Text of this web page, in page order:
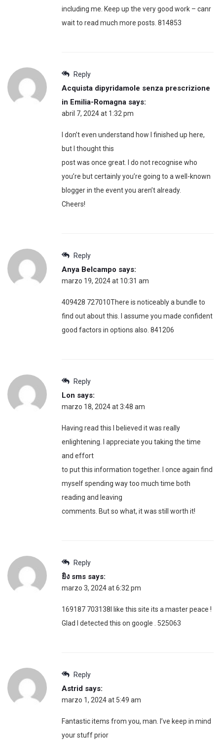
including me. Keep up the very good work – canr
wait to read much more posts. 814853
Reply
Acquista dipyridamole senza prescrizione
in Emilia-Romagna says:
abril 7, 2024 at 1:32 pm
I don’t even understand how I finished up here,
but I thought this
post was once great. I do not recognise who
you’re but certainly you’re going to a well-known
blogger in the event you aren’t already.
Cheers!
Reply
Anya Belcampo says:
marzo 19, 2024 at 10:31 am
409428 727010There is noticeably a bundle to
find out about this. I assume you made confident
good factors in options also. 841206
Reply
Lon says:
marzo 18, 2024 at 3:48 am
Having read this I believed it was really
enlightening. I appreciate you taking the time
and effort
to put this information together. I once again find
myself spending way too much time both
reading and leaving
comments. But so what, it was still worth it!
Reply
ยิง sms says:
marzo 3, 2024 at 6:32 pm
169187 703138I like this site its a master peace !
Glad I detected this on google . 525063
Reply
Astrid says:
marzo 1, 2024 at 5:49 am
Fantastic items from you, man. I’ve keep in mind
your stuff prior